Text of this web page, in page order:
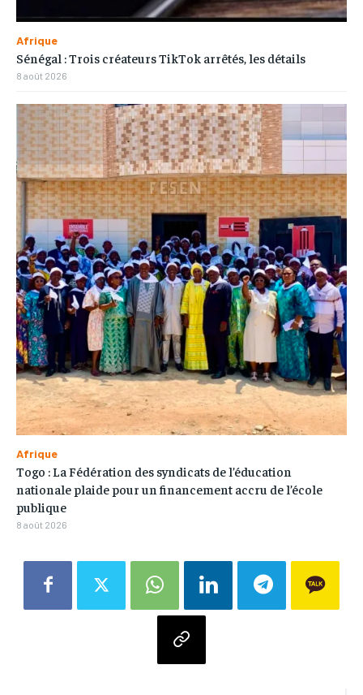
Afrique
Sénégal : Trois créateurs TikTok arrêtés, les détails
8 août 2026
Afrique
Togo : La Fédération des syndicats de l’éducation
nationale plaide pour un financement accru de l’école
publique
8 août 2026